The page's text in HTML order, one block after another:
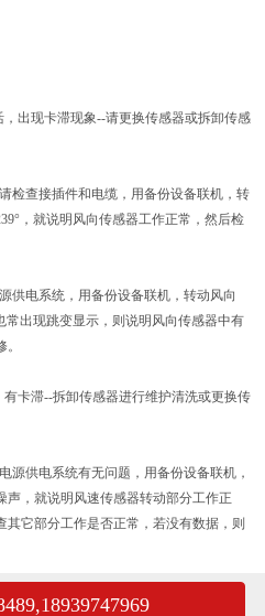
出现卡滞现象--请更换传感器或拆卸传感
查接插件和电缆，用备份设备联机，转
，就说明风向传感器工作正常，然后检
电系统，用备份设备联机，转动风向
常出现跳变显示，则说明风向传感器中有
卡滞--拆卸传感器进行维护清洗或更换传
供电系统有无问题，用备份设备联机，
，就说明风速传感器转动部分工作正
它部分工作是否正常，若没有数据，则